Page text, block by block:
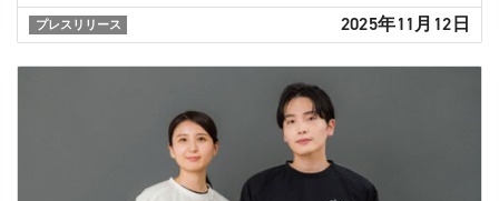
プレスリリース 2025年11月12日